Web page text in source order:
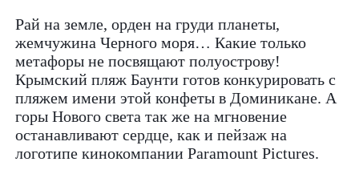
Рай на земле, орден на груди планеты,
жемчужина Черного моря… Какие только
метафоры не посвящают полуострову!
Крымский пляж Баунти готов конкурировать с
пляжем имени этой конфеты в Доминикане. А
горы Нового света так же на мгновение
останавливают сердце, как и пейзаж на
логотипе кинокомпании Paramount Pictures.